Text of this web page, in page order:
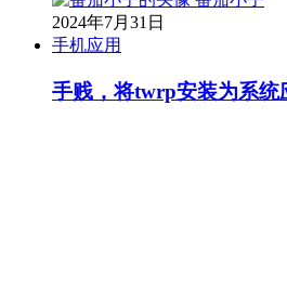
2024年7月31日
手机应用
手贱，将twrp安装为系